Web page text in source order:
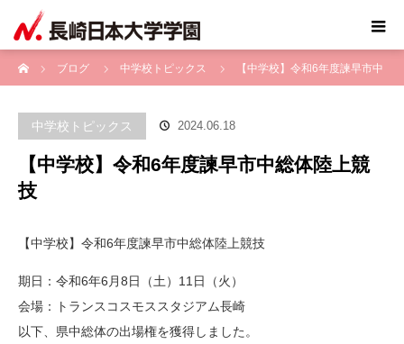
ブログ
中学校トピックス 【中学校】令和6年度諫早市中
中学校トピックス 2024.06.18
【中学校】令和6年度諫早市中総体陸上競
技
【中学校】令和6年度諫早市中総体陸上競技
期日：令和6年6月8日（土）11日（火）
会場：トランスコスモススタジアム長崎
以下、県中総体の出場権を獲得しました。